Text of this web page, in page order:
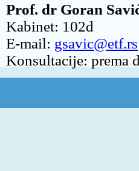
Prof. dr Goran
Kabinet: 102d
E-mail: gsavic@etf.rs
Konsultacije: prema